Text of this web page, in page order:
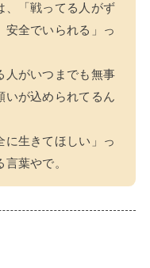
、「戦ってる人がず
安全でいられる」っ
人がいつまでも無事
いが込められてるん
に生きてほしい」っ
葉やで。